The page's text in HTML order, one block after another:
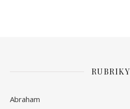
RUBRIKY
Abraham